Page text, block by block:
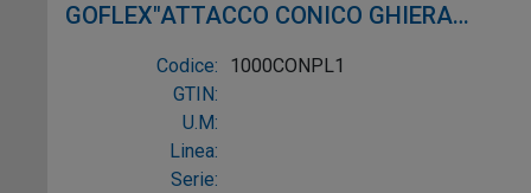
GOFLEX"ATTACCO CONICO GHIERA
PLASTICA 1"1/4X32/40
Codice:
1000CONPL1
GTIN:
U.M:
Linea:
Serie: